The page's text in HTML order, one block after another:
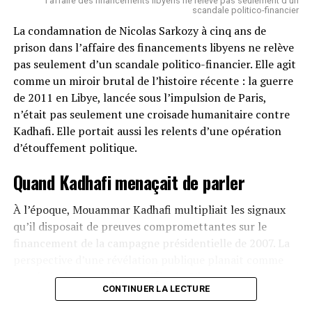
SUJETS ASSOCIÉS: ALASSANE OUATTARA
CÔTE D'IVOIRE
FRANCE
LEADERNEWS NATHALIE YAMB
SUIVANT
Côte d’Ivoire: Voici Alain Ekissi, le Député hors-la-loi
d’Azaguié
À NE PAS RATER !
Mali: Paris sur la bonne voie
scandale politico-financier
La condamnation de Nicolas Sarkozy à cinq ans de
prison dans l’affaire des financements libyens ne relève
pas seulement d’un scandale politico-financier. Elle agit
comme un miroir brutal de l’histoire récente : la guerre
de 2011 en Libye, lancée sous l’impulsion de Paris,
n’était pas seulement une croisade humanitaire contre
Kadhafi. Elle portait aussi les relents d’une opération
d’étouffement politique.
Quand Kadhafi menaçait de parler
À l’époque, Mouammar Kadhafi multipliait les signaux
qu’il disposait de preuves compromettantes sur le
financement de la campagne présidentielle de 2007. La
une épée de Damoclès sur l’Élysée. L’intervention
militaire, sous couvert de protéger la population civile, a
CONTINUER LA LECTURE